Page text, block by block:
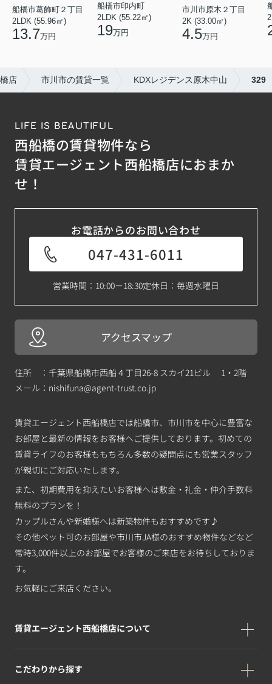
船橋市葛飾町２丁目
2LDK (55.96㎡)
13.7万円
船橋市印内町
2LDK (55.22㎡)
19万円
市川市原木２丁目
2K (33.00㎡)
4.5万円
店 市川市の賃貸一覧 KDXレジデンス原木中山 329
LIFE IS BEAUTIFUL
西船橋の賃貸物件なら
賃貸エージェント西船橋店におまか
せ！
お電話からのお問い合わせ
047-431-6011
営業時間：10:00－18:30定休日：毎週水曜日
アクセスマップ
住所 ：千葉県船橋市西船４丁目26-8 スカイ21ビル 1・2階
メール： nishifuna@agent-trust.co.jp
賃貸エージェント西船橋店では船橋市、市川市を中心に豊富な
お部屋と最新の情報をお客様へご提供しております。初めての
賃貸ライフのお客様ももちろん多数の疑問点にも営業スタッフ
が親切にご対応いたします。
また、初期費用を抑えたいお客様へは敷金・礼金・仲介手数料
無料のプランを！
カップルさんや新婚様へは新築物件もおすすめです♪
その他ペット可のお部屋や市川市JA様のおすすめ物件などなど
常時3,000件以上のお部屋でお客様のご来店をお待ちしておりま
す。
お気軽にご来店ください。
賃貸エージェント西船橋店について
こだわりから探す